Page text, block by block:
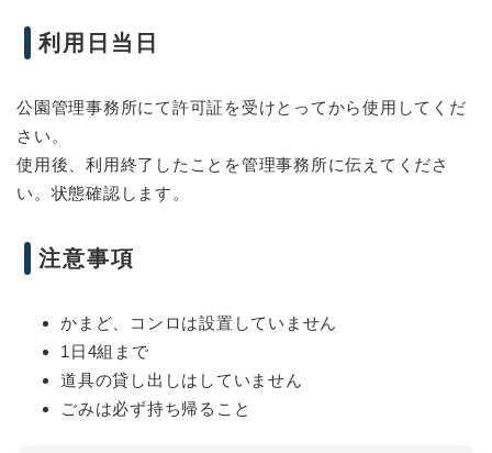
利用日当日
公園管理事務所にて許可証を受けとってから使用してくだ
さい。
使用後、利用終了したことを管理事務所に伝えてくださ
い。状態確認します。
注意事項
かまど、コンロは設置していません
1日4組まで
道具の貸し出しはしていません
ごみは必ず持ち帰ること